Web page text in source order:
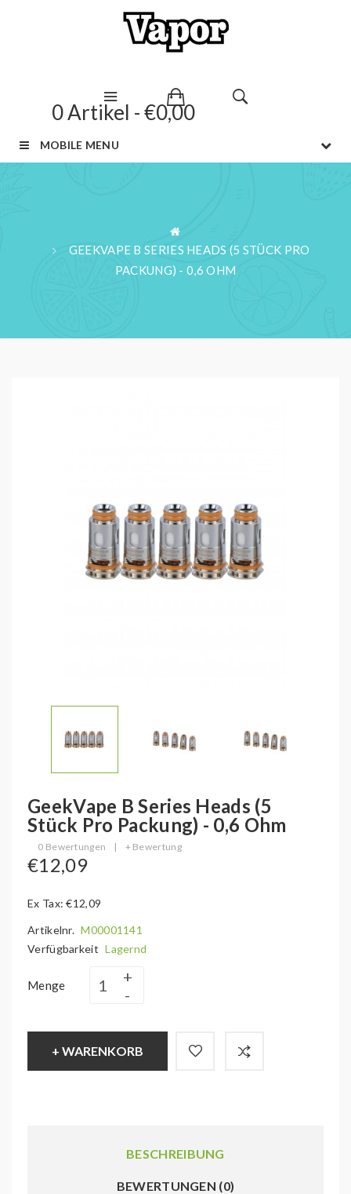
0 Artikel - €0,00
MOBILE MENU
GEEKVAPE B SERIES HEADS (5 STÜCK PRO
PACKUNG) - 0,6 OHM
GeekVape B Series Heads (5
Stück Pro Packung) - 0,6 Ohm
0 Bewertungen | + Bewertung
€12,09
Ex Tax: €12,09
Artikelnr. M00001141
Verfügbarkeit Lagernd
Menge
+ WARENKORB
BESCHREIBUNG
BEWERTUNGEN (0)